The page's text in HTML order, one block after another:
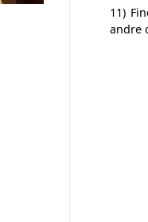
11)
andre